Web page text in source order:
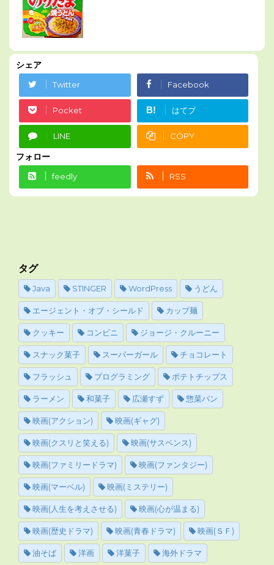
シェア
Twitter Facebook
Pocket B! はてブ
LINE COPY
フォロー
feedly RSS
タグ
Java STINGER WordPress うどん
エージェント・オブ・シールド カップ麺
クッキー コンビニ ジョージ・クルーニー
スナック菓子 スーパーガール チョコレート
フラッシュ プログラミング ポテトチップス
ラーメン 和菓子 広瀬すず 惣菜パン
映画(アクション) 映画(ギャグ)
映画(クスリと笑える) 映画(サスペンス)
映画(ファミリードラマ) 映画(ファンタジー)
映画(マーベル) 映画(ミステリー)
映画(人生を考えさせる) 映画(心が温まる)
映画(歴史ドラマ) 映画(青春ドラマ) 映画(ＳＦ)
油そば 洋画 洋菓子 海外ドラマ